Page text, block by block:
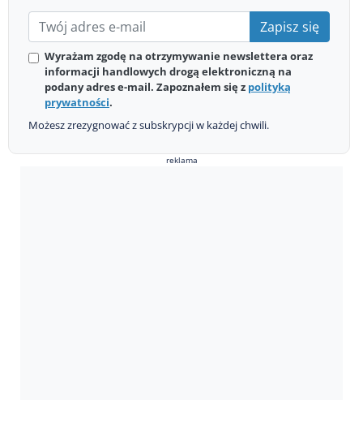
Zapisz się
Wyrażam zgodę na otrzymywanie newslettera oraz
informacji handlowych drogą elektroniczną na
podany adres e-mail. Zapoznałem się z polityką
prywatności.
Możesz zrezygnować z subskrypcji w każdej chwili.
reklama